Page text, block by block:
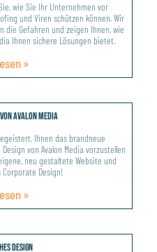
wie Sie Ihr Unternehmen vor
und Viren schützen können. Wir
die Gefahren und zeigen Ihnen, wie
Ihnen sichere Lösungen bietet.
»
Avalon Media
Ihnen das brandneue
von Avalon Media vorzustellen
neu gestaltete Website und
Corporate Design!
»
Design